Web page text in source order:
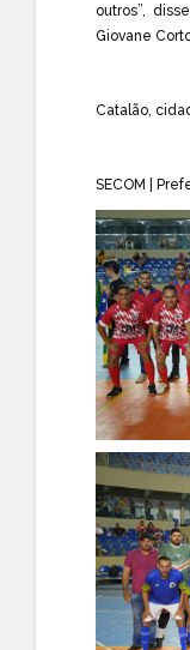
outros”,
Giovane
Catalão,
SECOM |